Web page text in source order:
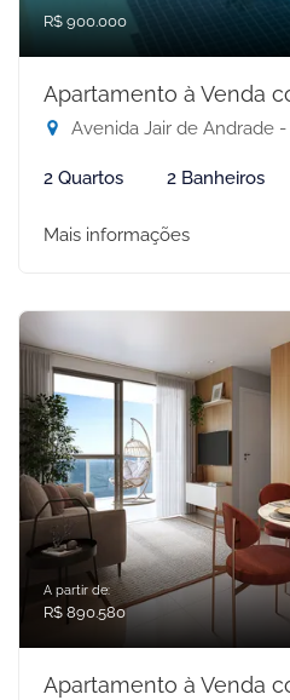
R$ 900.000
Apartamento à Venda
Avenida Jair de Andrade -
2 Quartos 2 Banheiros
Mais informações
A partir de:
R$ 890.580
Apartamento à Venda